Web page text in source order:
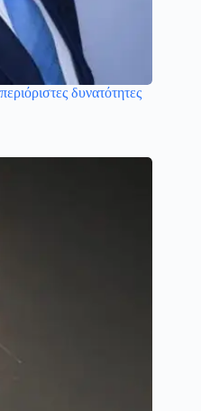
δυνατότητες